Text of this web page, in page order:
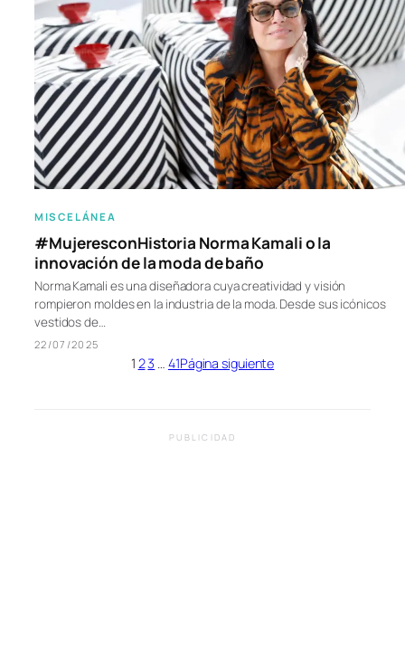
MISCELÁNEA
#MujeresconHistoria Norma Kamali o la
innovación de la moda de baño
Norma Kamali es una diseñadora cuya creatividad y visión
rompieron moldes en la industria de la moda. Desde sus icónicos
vestidos de…
22/07/2025
1 23 … 41Página siguiente
PUBLICIDAD